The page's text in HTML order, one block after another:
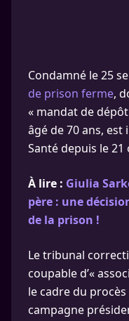
Condamné le 25
de prison ferme,
« mandat de
âgé de 70 ans, est
Santé depuis le 21
À lire : Giulia
père : une
de la prison !
Le tribunal
coupable d’«
le cadre du
campagne